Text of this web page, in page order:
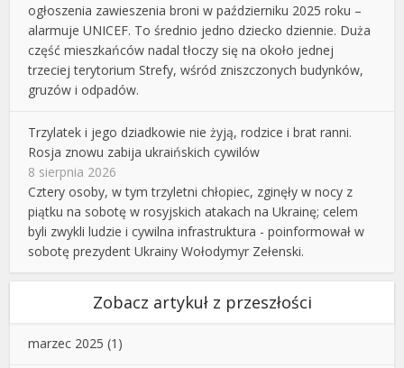
ogłoszenia zawieszenia broni w październiku 2025 roku –
alarmuje UNICEF. To średnio jedno dziecko dziennie. Duża
część mieszkańców nadal tłoczy się na około jednej
trzeciej terytorium Strefy, wśród zniszczonych budynków,
gruzów i odpadów.
Trzylatek i jego dziadkowie nie żyją, rodzice i brat ranni.
Rosja znowu zabija ukraińskich cywilów
8 sierpnia 2026
Cztery osoby, w tym trzyletni chłopiec, zginęły w nocy z
piątku na sobotę w rosyjskich atakach na Ukrainę; celem
byli zwykli ludzie i cywilna infrastruktura - poinformował w
sobotę prezydent Ukrainy Wołodymyr Zełenski.
Zobacz artykuł z przeszłości
marzec 2025 (1)